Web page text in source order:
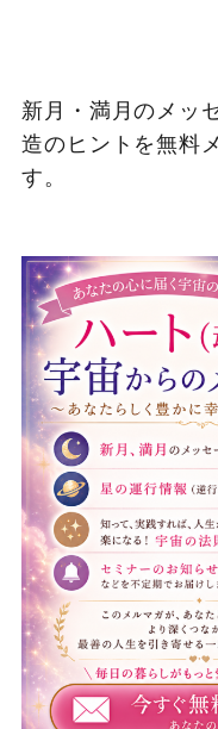
新月・満月のメッ
造のヒントを無料
す。